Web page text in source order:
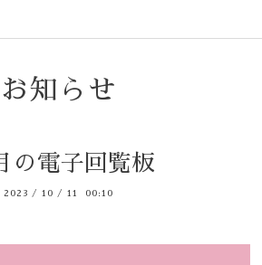
お知らせ
の電子回覧板
2023 /10 /11 00:10